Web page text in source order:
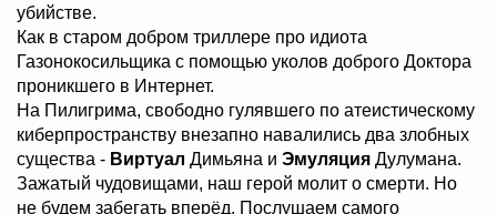
убийстве.
Как в старом добром триллере про идиота
Газонокосильщика с помощью уколов доброго Доктора
проникшего в Интернет.
На Пилигрима, свободно гулявшего по атеистическому
киберпространству внезапно навалились два злобных
существа - Виртуал Димьяна и Эмуляция Дулумана.
Зажатый чудовищами, наш герой молит о смерти. Но
не будем забегать вперёд. Послушаем самого